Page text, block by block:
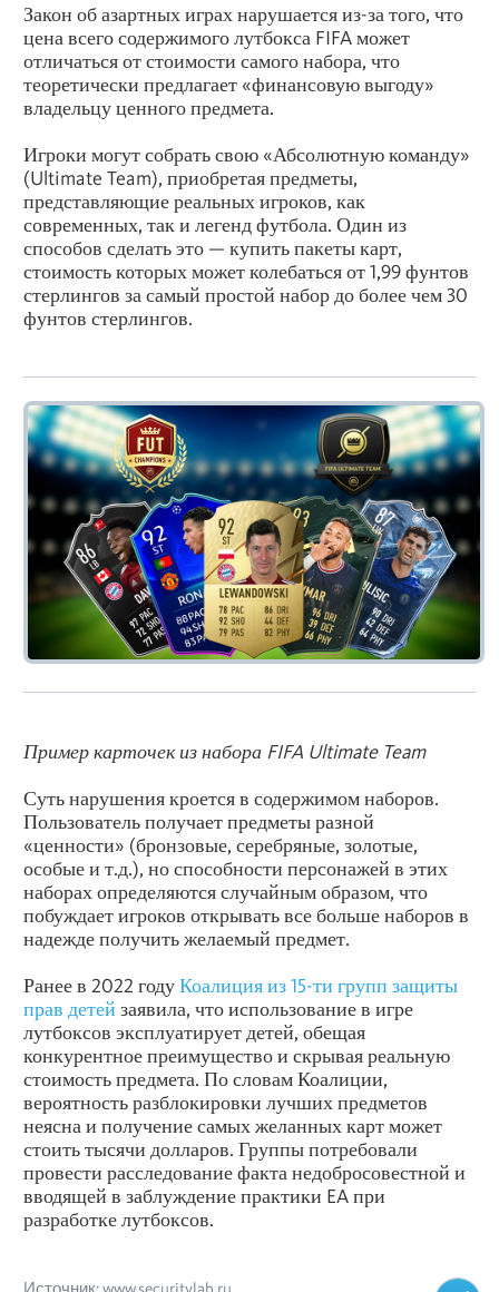
Закон об азартных играх нарушается из-за того, что
цена всего содержимого лутбокса FIFA может
отличаться от стоимости самого набора, что
теоретически предлагает «финансовую выгоду»
владельцу ценного предмета.
Игроки могут собрать свою «Абсолютную команду»
(Ultimate Team), приобретая предметы,
представляющие реальных игроков, как
современных, так и легенд футбола. Один из
способов сделать это — купить пакеты карт,
стоимость которых может колебаться от 1,99 фунтов
стерлингов за самый простой набор до более чем 30
фунтов стерлингов.
Пример карточек из набора FIFA Ultimate Team
Суть нарушения кроется в содержимом наборов.
Пользователь получает предметы разной
«ценности» (бронзовые, серебряные, золотые,
особые и т.д.), но способности персонажей в этих
наборах определяются случайным образом, что
побуждает игроков открывать все больше наборов в
надежде получить желаемый предмет.
Ранее в 2022 годуКоалиция из 15-ти групп защиты
прав детей заявила, что использование в игре
лутбоксов эксплуатирует детей, обещая
конкурентное преимущество и скрывая реальную
стоимость предмета. По словам Коалиции,
вероятность разблокировки лучших предметов
неясна и получение самых желанных карт может
стоить тысячи долларов. Группы потребовали
провести расследование факта недобросовестной и
вводящей в заблуждение практики EA при
разработке лутбоксов.